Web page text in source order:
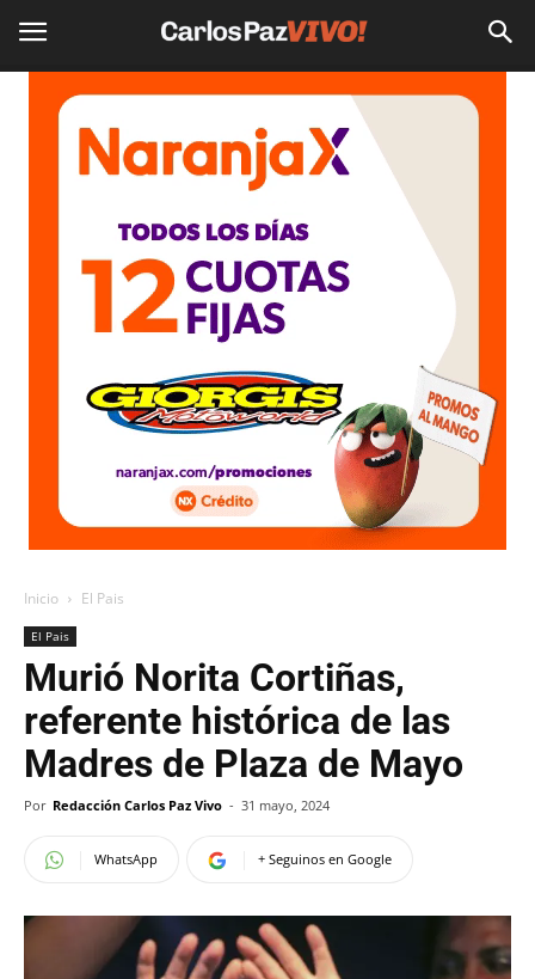
Inicio El Pais
El Pais
Murió Norita Cortiñas,
referente histórica de las
Madres de Plaza de Mayo
Por Redacción Carlos Paz Vivo - 31 mayo, 2024
WhatsApp + Seguinos en Google